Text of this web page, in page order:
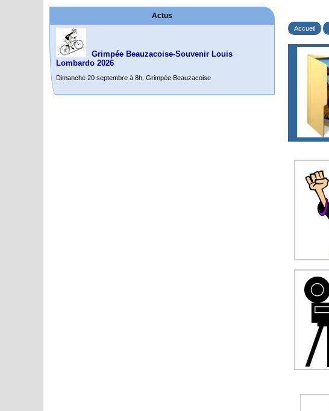
Accueil
Actus
Grimpée Beauzacoise-Souvenir Louis
Lombardo 2026
Dimanche 20 septembre à 8h. Grimpée Beauzacoise